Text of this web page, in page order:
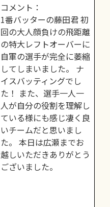
コメント：
1番バッターの藤田君 初
回の大人顔負けの飛距離
の特大レフトオーバーに
自軍の選手が完全に萎縮
してしまいました。 ナ
イスバッティングでし
た！ また、選手一人一
人が自分の役割を理解し
ている様にも感じ凄く良
いチームだと思いまし
た。 本日は広瀬までお
越しいただきありがとう
ございました。